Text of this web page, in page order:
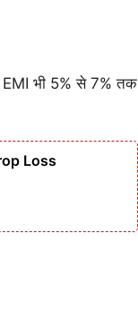
भी 5% से 7% तक
Loss